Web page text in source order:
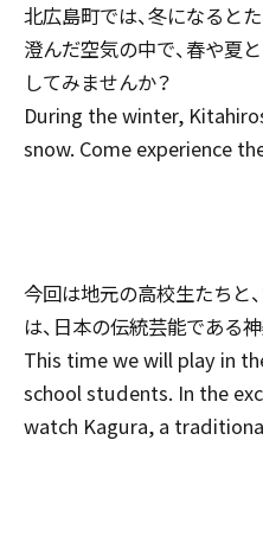
北広島町では、冬になると
澄んだ空気の中で、春や夏
してみませんか？
During the winter,
snow. Come experience
今回は地元の高校生たちと
は、日本の伝統芸能である
This time we will play in
school students. In the
watch Kagura, a